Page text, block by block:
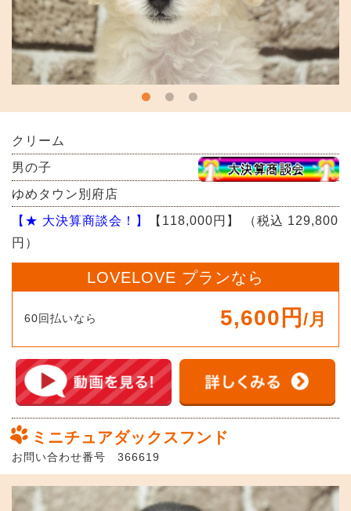
クリーム
男の子
ゆめタウン別府店
【★ 大決算商談会！】
【118,000円】
（税込 129,800
円）
LOVELOVE プランなら
60回払いなら 5,600円 /月
ミニチュアダックスフンド
お問い合わせ番号 366619